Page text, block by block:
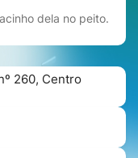
dela no peito.
260, Centro